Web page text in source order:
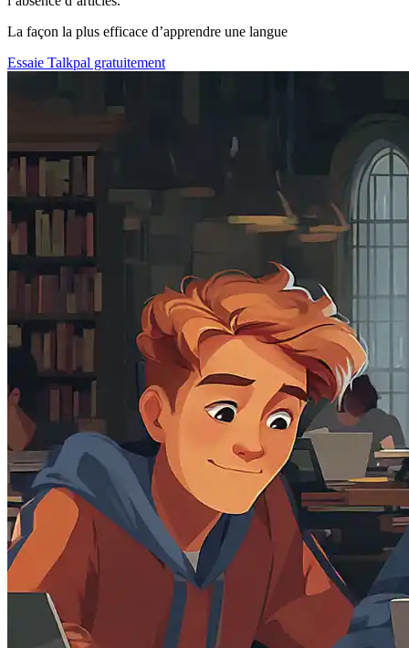
La façon la plus efficace d’apprendre une langue
Essaie Talkpal gratuitement